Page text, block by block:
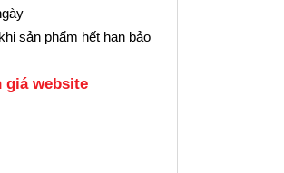
sản phẩm hết hạn bảo
website